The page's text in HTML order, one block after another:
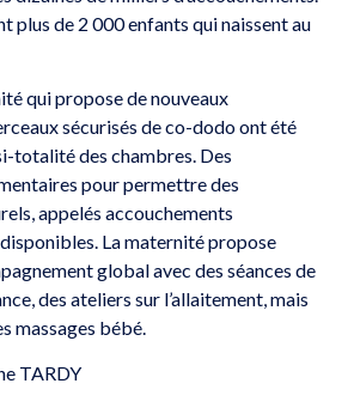
plus de 2 000 enfants qui naissent au
qui propose de nouveaux
sécurisés de co-dodo ont été
totalité des chambres. Des
pour permettre des
appelés accouchements
La maternité propose
global avec des séances de
des ateliers sur l’allaitement, mais
massages bébé.
TARDY